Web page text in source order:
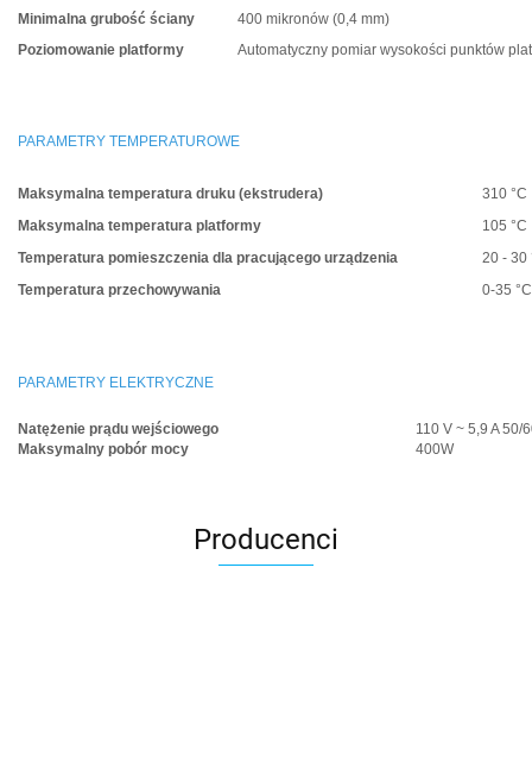
Minimalna grubość ściany
400 mikronów (0,4 mm)
Poziomowanie platformy
Automatyczny pomiar wysokości punktów
PARAMETRY TEMPERATUROWE
Maksymalna temperatura druku (ekstrudera)
310 °C
Maksymalna temperatura platformy
105 °C
Temperatura pomieszczenia dla pracującego urządzenia
20 - 30
Temperatura przechowywania
0-35 °C
PARAMETRY ELEKTRYCZNE
Natężenie prądu wejściowego
110 V ~ 5,9 A 50/
Maksymalny pobór mocy
400W
Producenci